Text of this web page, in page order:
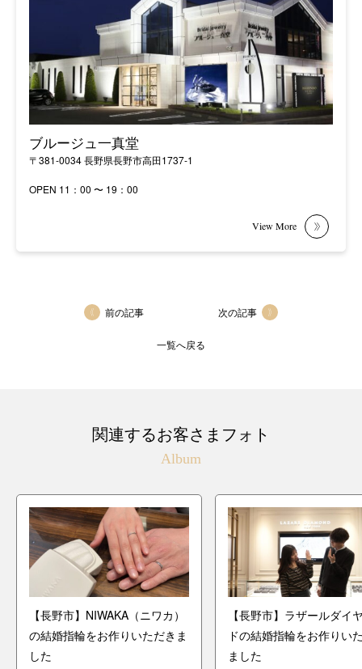
ブルージュ一真堂
〒381-0034 長野県長野市高田1737-1
OPEN 11：00 〜 19：00
前の記事
一覧へ戻る
次の記事
関連するお客さまフォト
Album
【長野市】NIWAKA（ニワカ）
の結婚指輪をお作りいただきま
した
【長野市】ラザールダイ
ドの結婚指輪をお作りい
ました